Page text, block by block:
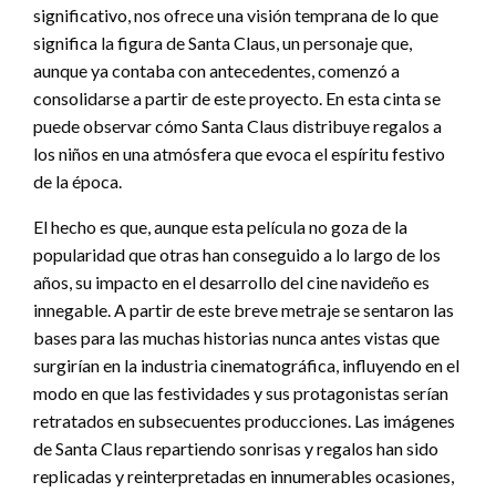
significativo, nos ofrece una visión temprana de lo que
significa la figura de Santa Claus, un personaje que,
aunque ya contaba con antecedentes, comenzó a
consolidarse a partir de este proyecto. En esta cinta se
puede observar cómo Santa Claus distribuye regalos a
los niños en una atmósfera que evoca el espíritu festivo
de la época.
El hecho es que, aunque esta película no goza de la
popularidad que otras han conseguido a lo largo de los
años, su impacto en el desarrollo del cine navideño es
innegable. A partir de este breve metraje se sentaron las
bases para las muchas historias nunca antes vistas que
surgirían en la industria cinematográfica, influyendo en el
modo en que las festividades y sus protagonistas serían
retratados en subsecuentes producciones. Las imágenes
de Santa Claus repartiendo sonrisas y regalos han sido
replicadas y reinterpretadas en innumerables ocasiones,